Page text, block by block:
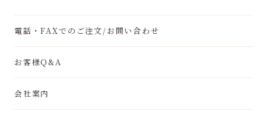
電話・FAXでのご注文/お問い合わせ
お客様Q&A
会社案内